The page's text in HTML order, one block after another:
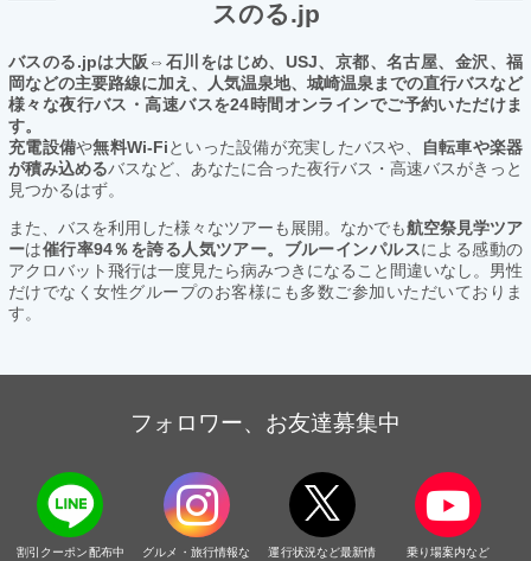
スのる.jp
バスのる.jpは大阪⇔石川をはじめ、USJ、京都、名古屋、金沢、福
岡などの主要路線に加え、人気温泉地、城崎温泉までの直行バスなど
様々な夜行バス・高速バスを24時間オンラインでご予約いただけま
す。
充電設備や無料Wi-Fiといった設備が充実したバスや、
自転車や楽器
が積み込めるバスなど、あなたに合った夜行バス・高速バスがきっと
見つかるはず。
また、バスを利用した様々なツアーも展開。なかでも航空祭見学ツア
ーは催行率94％を誇る人気ツアー。ブルーインパルスによる感動の
アクロバット飛行は一度見たら病みつきになること間違いなし。男性
だけでなく女性グループのお客様にも多数ご参加いただいておりま
す。
フォロワー、お友達募集中
割引クーポン配布中 グルメ・旅行情報な 運行状況など最新情 乗り場案内など